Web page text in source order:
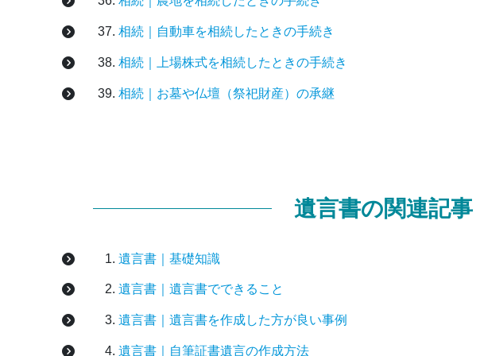
相続｜自動車を相続したときの手続き
相続｜上場株式を相続したときの手続き
相続｜お墓や仏壇（祭祀財産）の承継
遺言書の関連記事
遺言書｜基礎知識
遺言書｜遺言書でできること
遺言書｜遺言書を作成した方が良い事例
遺言書｜自筆証書遺言の作成方法